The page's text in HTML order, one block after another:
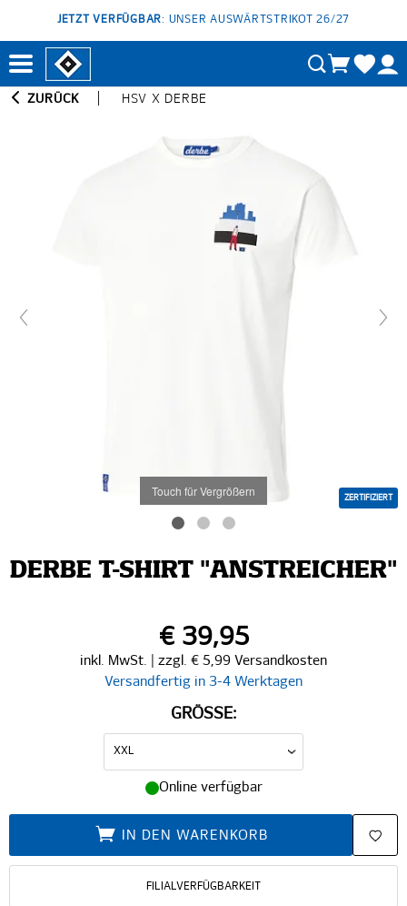
JETZT VERFÜGBAR: UNSER AUSWÄRTSTRIKOT 26/27
ZURÜCK HSV X DERBE
Touch für Vergrößern ZERTIFIZIERT
DERBE T-SHIRT "ANSTREICHER"
€ 39,95
inkl. MwSt. | zzgl. € 5,99 Versandkosten
Versandfertig in 3-4 Werktagen
GRÖSSE:
Online verfügbar
IN DEN WARENKORB
FILIALVERFÜGBARKEIT